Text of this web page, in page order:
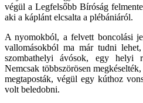
végül a Legfelsőbb Bíróság
aki a káplánt elcsalta a plébániáról.
A nyomokból, a felvett boncolási
vallomásokból ma már tudni
szombathelyi ávósok, egy helyi
Nemcsak többszörösen
megtaposták, végül egy kúthoz
volt beledobni.